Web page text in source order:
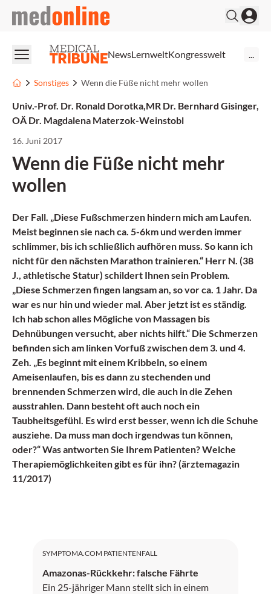
medonline
NewsLernweltKongresswelt
Sonstiges Wenn die Füße nicht mehr wollen
Univ.-Prof. Dr. Ronald Dorotka,MR Dr. Bernhard Gisinger,
OÄ Dr. Magdalena Materzok-Weinstobl
16. Juni 2017
Wenn die Füße nicht mehr
wollen
Der Fall. „Diese Fußschmerzen hindern mich am Laufen.
Meist beginnen sie nach ca. 5-6km und werden immer
schlimmer, bis ich schließlich aufhören muss. So kann ich
nicht für den nächsten Marathon trainieren.“ Herr N. (38
J., athletische Statur) schildert Ihnen sein Problem.
„Diese Schmerzen fingen langsam an, so vor ca. 1 Jahr. Da
war es nur hin und wieder mal. Aber jetzt ist es ständig.
Ich hab schon alles Mögliche von Massagen bis
Dehnübungen versucht, aber nichts hilft.“ Die Schmerzen
befinden sich am linken Vorfuß zwischen dem 3. und 4.
Zeh. „Es beginnt mit einem Kribbeln, so einem
Ameisenlaufen, bis es dann zu stechenden und
brennenden Schmerzen wird, die auch in die Zehen
ausstrahlen. Dann besteht oft auch noch ein
Taubheitsgefühl. Es wird erst besser, wenn ich die Schuhe
ausziehe. Da muss man doch irgendwas tun können,
oder?“ Was antworten Sie Ihrem Patienten? Welche
Therapiemöglichkeiten gibt es für ihn? (ärztemagazin
11/2017)
SYMPTOMA.COM PATIENTENFALL
Amazonas-Rückkehr: falsche Fährte
Ein 25-jähriger Mann stellt sich in einem